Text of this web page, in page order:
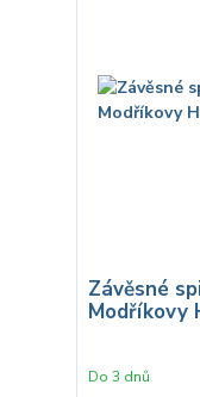
Závěsné
Modříkovy
Do 3 dnů